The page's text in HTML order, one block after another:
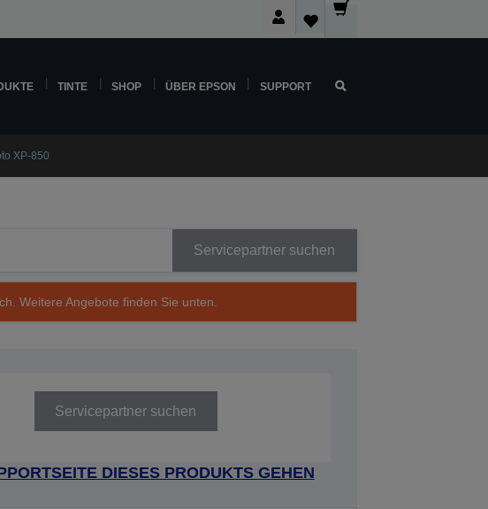
TINTE SHOP ÜBER EPSON SUPPORT
XP-850
Servicepartner suchen
Weitere Angebote finden Sie unten.
Servicepartner suchen
DIESES PRODUKTS GEHEN